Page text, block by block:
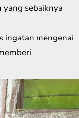
yang sebaiknya
ingatan mengenai